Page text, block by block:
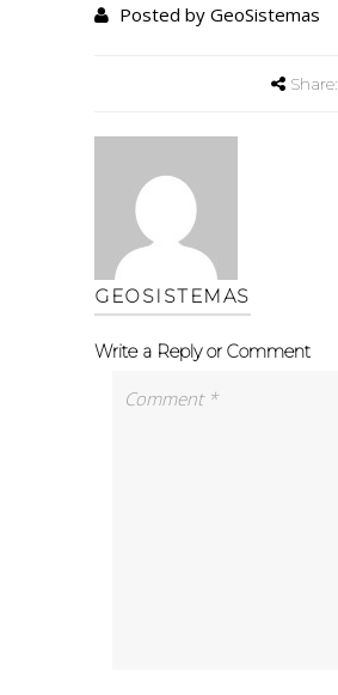
Posted by GeoSistemas
Share:
GEOSISTEMAS
Write a Reply or Comment